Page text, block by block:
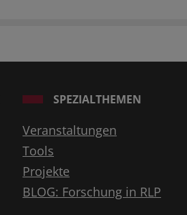
SPEZIALTHEMEN
Veranstaltungen
Tools
Projekte
BLOG: Forschung in RLP